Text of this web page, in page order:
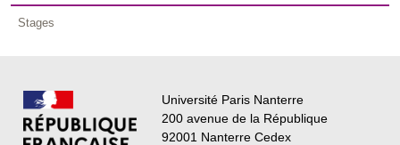
Stages
Université Paris Nanterre
200 avenue de la République
92001 Nanterre Cedex